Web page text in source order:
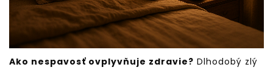
Ako nespavosť ovplyvňuje zdravie? Dlhodobý zlý